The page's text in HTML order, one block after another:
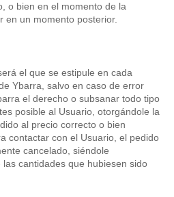
o bien en el momento de la
en un momento posterior.
el que se estipule en cada
Ybarra, salvo en caso de error
el derecho o subsanar todo tipo
posible al Usuario, otorgándole la
al precio correcto o bien
contactar con el Usuario, el pedido
cancelado, siéndole
cantidades que hubiesen sido